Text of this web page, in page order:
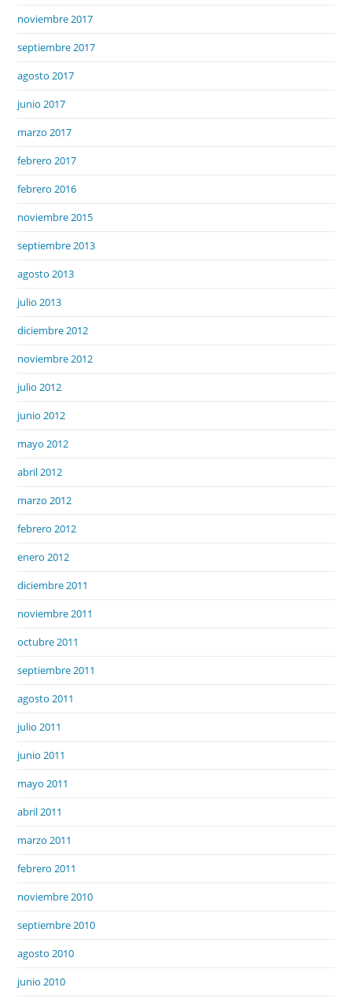
noviembre 2017
septiembre 2017
agosto 2017
junio 2017
marzo 2017
febrero 2017
febrero 2016
noviembre 2015
septiembre 2013
agosto 2013
julio 2013
diciembre 2012
noviembre 2012
julio 2012
junio 2012
mayo 2012
abril 2012
marzo 2012
febrero 2012
enero 2012
diciembre 2011
noviembre 2011
octubre 2011
septiembre 2011
agosto 2011
julio 2011
junio 2011
mayo 2011
abril 2011
marzo 2011
febrero 2011
noviembre 2010
septiembre 2010
agosto 2010
junio 2010